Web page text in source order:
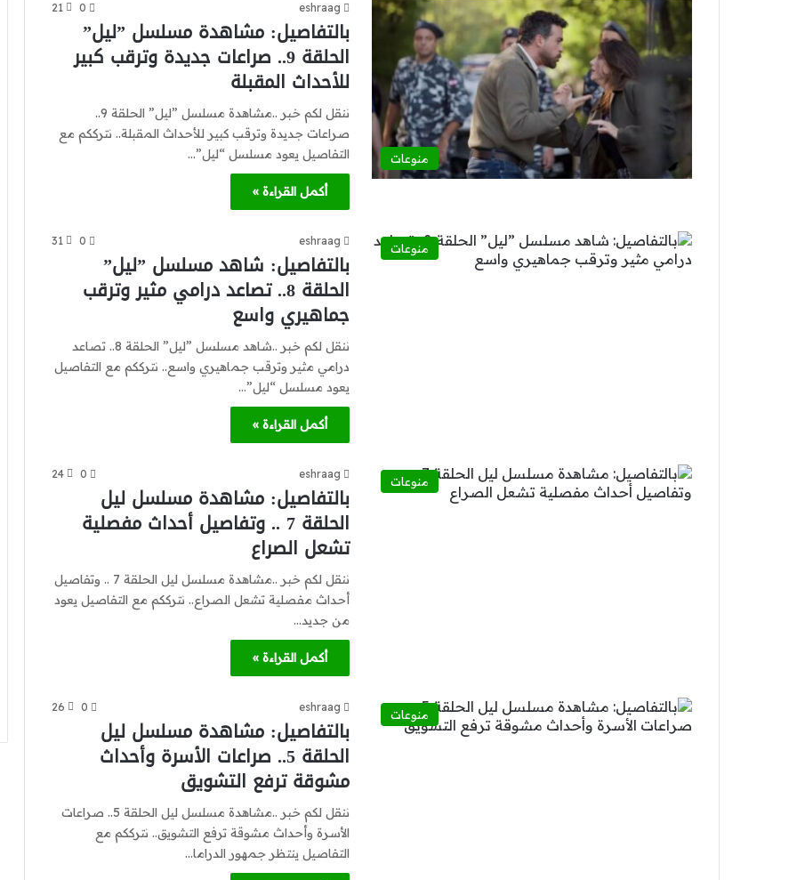
منوعات
eshraag
0
21
بالتفاصيل: مشاهدة مسلسل ”ليل”
الحلقة 9.. صراعات جديدة وترقب كبير
للأحداث المقبلة
ننقل لكم خبر ..مشاهدة مسلسل ”ليل” الحلقة 9..
صراعات جديدة وترقب كبير للأحداث المقبلة.. نترككم مع
التفاصيل يعود مسلسل “ليل”…
أكمل القراءة »
منوعات
eshraag
0
31
بالتفاصيل: شاهد مسلسل ”ليل”
الحلقة 8.. تصاعد درامي مثير وترقب
جماهيري واسع
ننقل لكم خبر ..شاهد مسلسل ”ليل” الحلقة 8.. تصاعد
درامي مثير وترقب جماهيري واسع.. نترككم مع التفاصيل
يعود مسلسل “ليل”…
أكمل القراءة »
منوعات
eshraag
0
24
بالتفاصيل: مشاهدة مسلسل ليل
الحلقة 7 .. وتفاصيل أحداث مفصلية
تشعل الصراع
ننقل لكم خبر ..مشاهدة مسلسل ليل الحلقة 7 .. وتفاصيل
أحداث مفصلية تشعل الصراع.. نترككم مع التفاصيل يعود
من جديد…
أكمل القراءة »
منوعات
eshraag
0
26
بالتفاصيل: مشاهدة مسلسل ليل
الحلقة 5.. صراعات الأسرة وأحداث
مشوقة ترفع التشويق
ننقل لكم خبر ..مشاهدة مسلسل ليل الحلقة 5.. صراعات
الأسرة وأحداث مشوقة ترفع التشويق.. نترككم مع
التفاصيل ينتظر جمهور الدراما…